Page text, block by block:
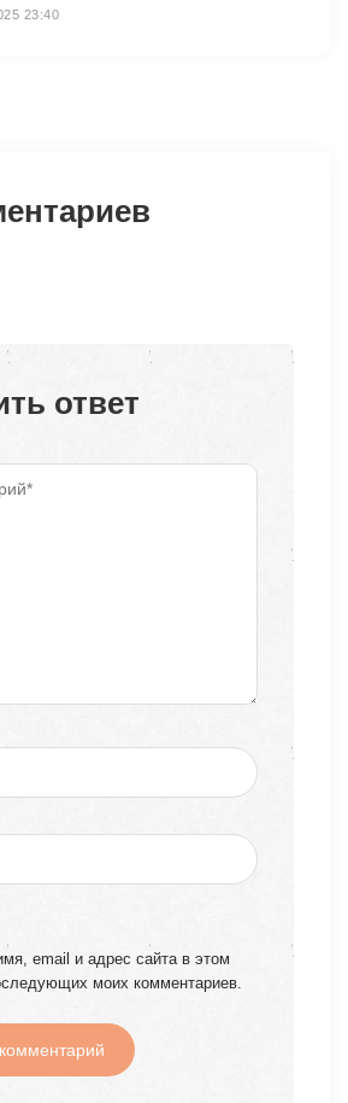
23:40
ответ
email и адрес сайта в этом
моих комментариев.